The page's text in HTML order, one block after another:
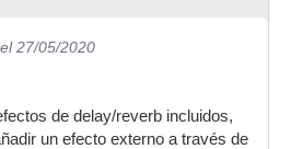
el 27/05/2020
de delay/reverb incluidos,
un efecto externo a través de